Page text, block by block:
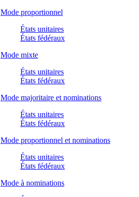
Mode proportionnel
États unitaires
États fédéraux
Mode mixte
États unitaires
États fédéraux
Mode majoritaire et nominations
États unitaires
États fédéraux
Mode proportionnel et nominations
États unitaires
États fédéraux
Mode à nominations